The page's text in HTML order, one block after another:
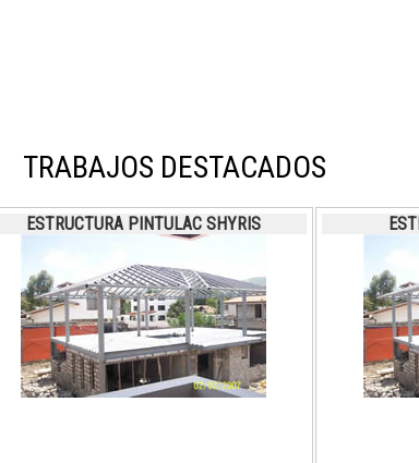
TRABAJOS DESTACADOS
ESTRUCTURA PINTULAC SHYRIS